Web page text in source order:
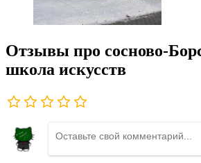
Отзывы про сосново-
школа искусств